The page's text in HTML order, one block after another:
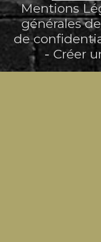
Mentions
générales
de
Créer